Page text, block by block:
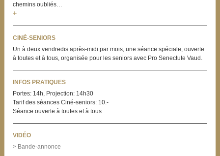
chemins oubliés…
+
CINÉ-SENIORS
Un à deux vendredis après-midi par mois, une séance spéciale, ouverte
à toutes et à tous, organisée pour les seniors avec Pro Senectute Vaud.
INFOS PRATIQUES
Portes: 14h, Projection: 14h30
Tarif des séances Ciné-seniors: 10.-
Séance ouverte à toutes et à tous
VIDÉO
> Bande-annonce